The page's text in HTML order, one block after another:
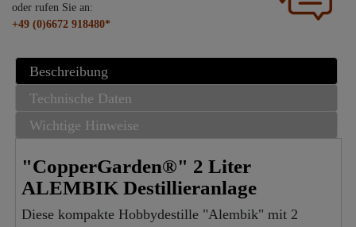
oder rufen Sie an:
+49 (0)6672 918480*
Beschreibung
Technische Daten
Wichtige Hinweise
"CopperGarden®" 2 Liter
ALEMBIK Destillieranlage
Diese kompakte Hobbydestille "Alembik" mit 2